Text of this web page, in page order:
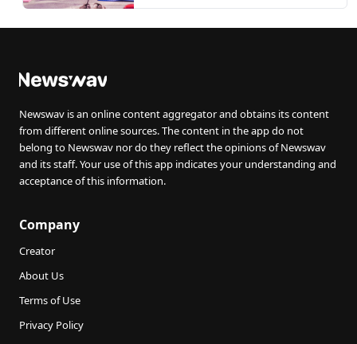
Newswav is an online content aggregator and obtains its content
from different online sources. The content in the app do not
belong to Newswav nor do they reflect the opinions of Newswav
and its staff. Your use of this app indicates your understanding and
acceptance of this information.
Company
Creator
About Us
Terms of Use
Privacy Policy